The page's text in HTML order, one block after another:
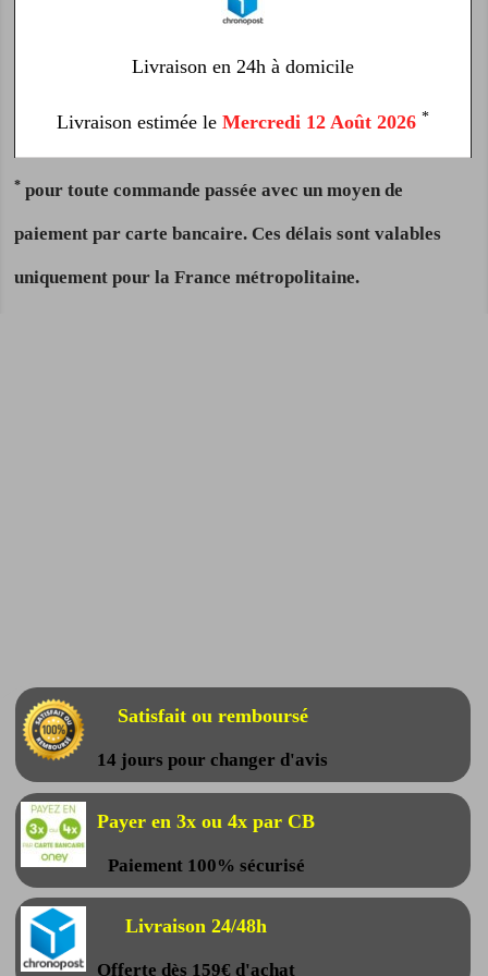
Livraison en 24h à domicile
Livraison estimée le Mercredi 12 Août 2026 *
* pour toute commande passée avec un moyen de
paiement par carte bancaire. Ces délais sont valables
uniquement pour la France métropolitaine.
Satisfait ou remboursé
14 jours pour changer d'avis
Payer en 3x ou 4x par CB
Paiement 100% sécurisé
Livraison 24/48h
Offerte dès 159€ d'achat